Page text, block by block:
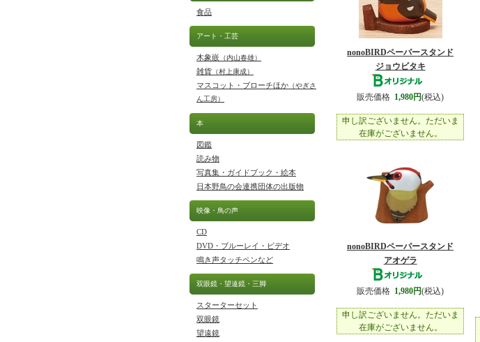
食品
アート・工芸
木象嵌 （内山春雄）
雑貨 （村上康成）
マスコット・ブローチほか （やぎさ
ん工房）
本
図鑑
読み物
写真集・ガイドブック・絵本
日本野鳥の会連携団体の出版物
映像・鳥の声
CD
DVD・ブルーレイ・ビデオ
鳴き声タッチペンなど
双眼鏡・望遠鏡・三脚
スターターセット
双眼鏡
望遠鏡
nonoBIRDペーパースタンド
ジョウビタキ
販売価格 1,980円(税込)
申し訳ございません。ただいま
在庫がございません。
nonoBIRDペーパースタンド
アオゲラ
販売価格 1,980円(税込)
申し訳ございません。ただいま
在庫がございません。